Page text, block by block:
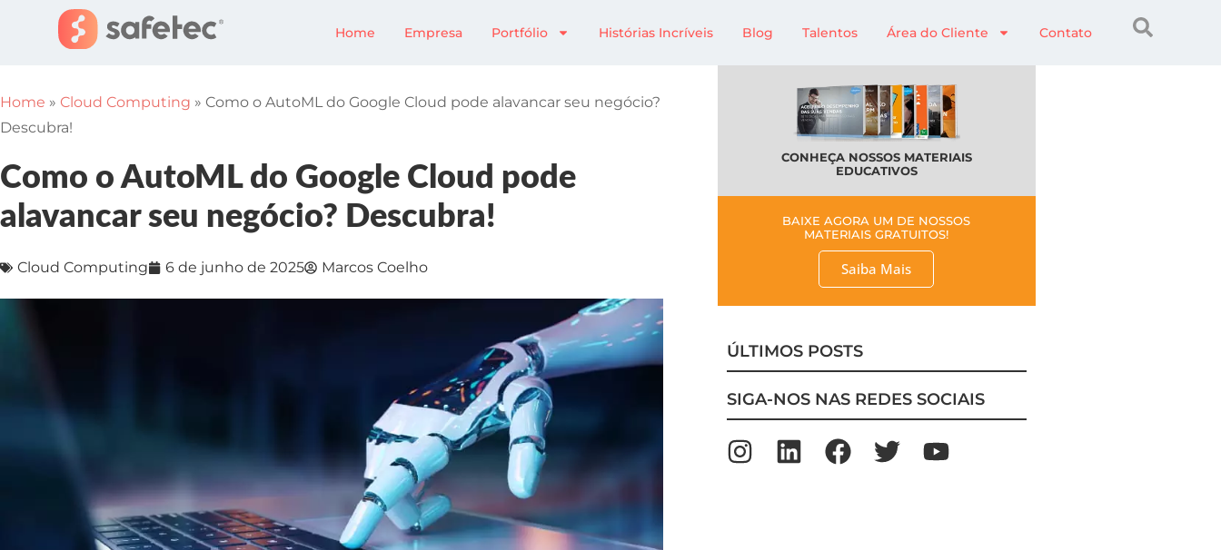
Home Empresa Portfólio Histórias Incríveis Blog Talentos Área do Cliente Contato
Home » Cloud Computing » Como o AutoML do Google Cloud pode alavancar seu negócio?
Descubra!
Como o AutoML do Google Cloud pode
alavancar seu negócio? Descubra!
Cloud Computing 6 de junho de 2025 Marcos Coelho
CONHEÇA NOSSOS MATERIAIS
EDUCATIVOS
BAIXE AGORA UM DE NOSSOS
MATERIAIS GRATUITOS!
Saiba Mais
ÚLTIMOS POSTS
SIGA-NOS NAS REDES SOCIAIS